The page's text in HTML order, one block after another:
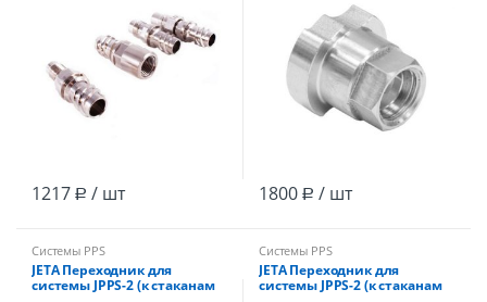
1217 Р / шт 1800 Р / шт
Системы PPS
JETA Переходник для
системы JPPS-2 (к стаканам
Системы PPS
JETA Переходник для
системы JPPS-2 (к стаканам